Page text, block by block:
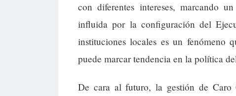
con diferentes intereses, marcando
influida por la configuración del
instituciones locales es un fenómeno
puede marcar tendencia en la política
De cara al futuro, la gestión de Caro